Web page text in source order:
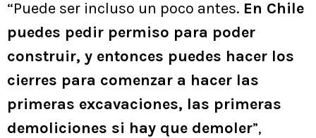
“Puede ser incluso un poco antes. En Chile
puedes pedir permiso para poder
construir, y entonces puedes hacer los
cierres para comenzar a hacer las
primeras excavaciones, las primeras
demoliciones si hay que demoler”,